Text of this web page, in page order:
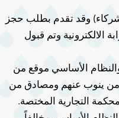
التجارية المختصة.